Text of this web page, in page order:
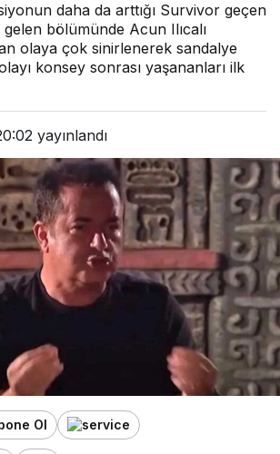
daha da arttığı Survivor geçen
bölümünde Acun Ilıcalı
olaya çok sinirlenerek sandalye
olayı konsey sonrası yaşananları ilk
yayınlandı
Ol